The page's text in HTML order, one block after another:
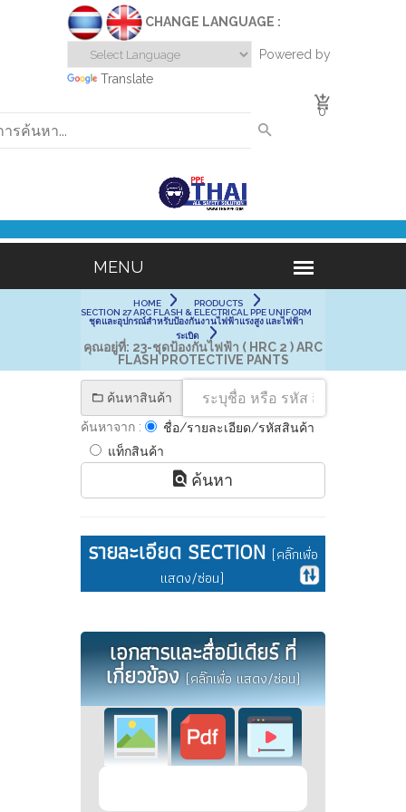
CHANGE LANGUAGE :
Powered by
Translate
0
HOME
PRODUCTS
SECTION 27 ARC FLASH & ELECTRICAL PPE UNIFORM
ชุดและอุปกรณ์สำหรับป้องกันงานไฟฟ้าแรงสูง และไฟฟ้า
ระเบิด
คุณอยู่ที่: 23-ชุดป้องกันไฟฟ้า ( HRC 2 ) ARC
FLASH PROTECTIVE PANTS
ค้นหาสินค้า
ค้นหาจาก :
ชื่อ/รายละเอียด/รหัสสินค้า
แท็กสินค้า
ค้นหา
รายละเอียด SECTION (คลิ๊กเพื่อ
แสดง/ซ่อน)
เอกสารและสื่อมีเดียร์ ที่
เกี่ยวข้อง(คลิ๊กเพื่อ แสดง/ซ่อน)